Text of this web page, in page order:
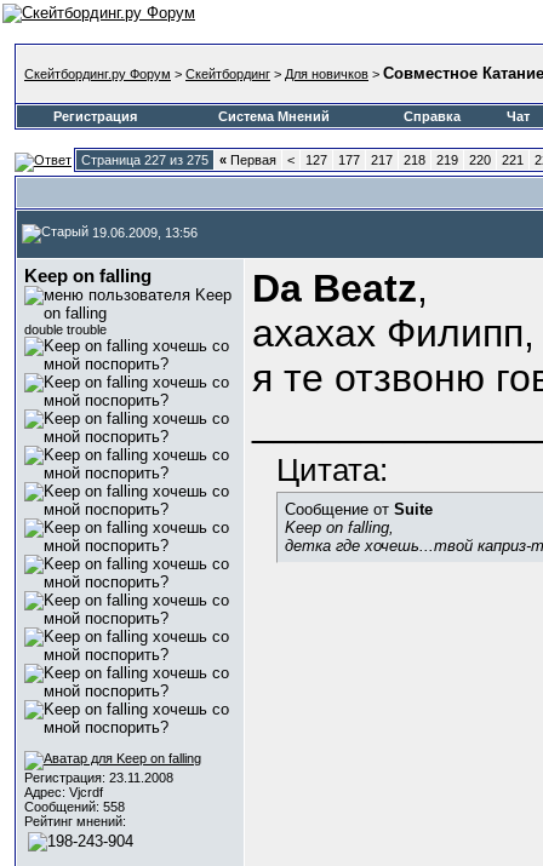
Скейтбординг.ру Форум > Скейтбординг > Для новичков > Совместное Катание
Регистрация Система Мнений Справка Чат
Страница 227 из 275 « Первая < 127 177 217 218 219 220 221
19.06.2009, 13:56
Keep on falling
double trouble
Регистрация: 23.11.2008
Адрес: Vjcrdf
Сообщений: 558
Рейтинг мнений:
Da Beatz,
ахахах
я те отзвоню
Цитата:
Сообщение от Suite
Keep on falling,
детка где хочешь...твой каприз-